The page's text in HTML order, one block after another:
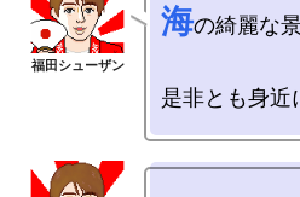
海の綺麗な